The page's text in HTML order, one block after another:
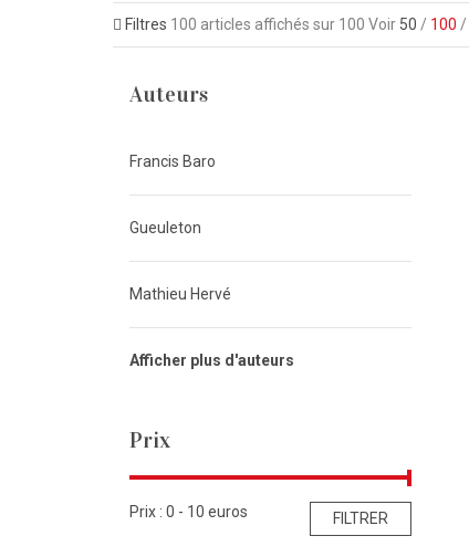
Filtres 100 articles affichés sur 100 Voir 50 / 100 /
Auteurs
Francis Baro
Gueuleton
Mathieu Hervé
Afficher plus d'auteurs
Prix
Prix : 0 - 10 euros FILTRER